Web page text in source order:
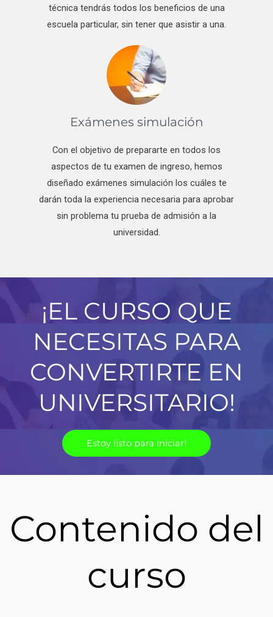
técnica tendrás todos los beneficios de una
escuela particular, sin tener que asistir a una.
Exámenes simulación
Con el objetivo de prepararte en todos los
aspectos de tu examen de ingreso, hemos
diseñado exámenes simulación los cuáles te
darán toda la experiencia necesaria para aprobar
sin problema tu prueba de admisión a la
universidad.
¡EL CURSO QUE
NECESITAS PARA
CONVERTIRTE EN
UNIVERSITARIO!
Estoy listo para iniciar!
Contenido del
curso